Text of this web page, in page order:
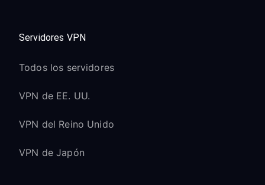
Servidores VPN
Todos los servidores
VPN de EE. UU.
VPN del Reino Unido
VPN de Japón